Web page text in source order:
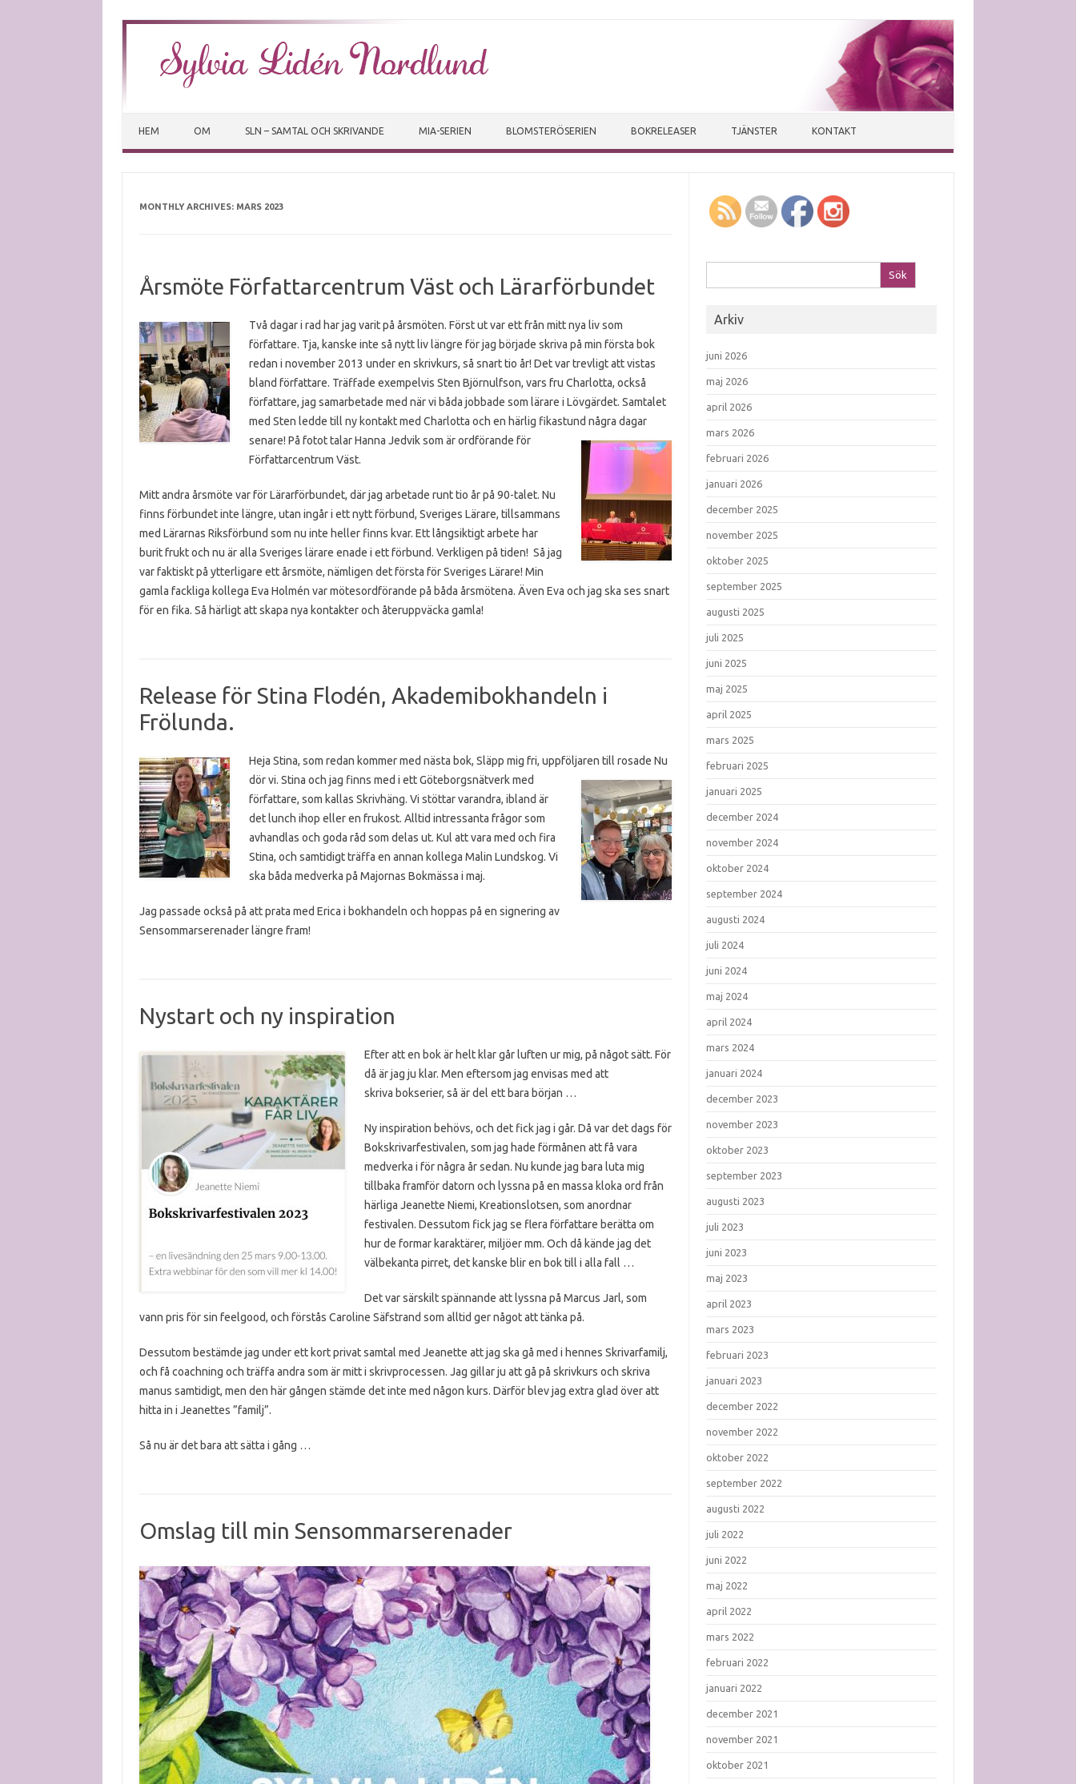
HEM OM SLN – SAMTAL OCH SKRIVANDE MIA-SERIEN BLOMSTERÖSERIEN BOKRELEASER TJÄNSTER KONTAKT
MONTHLY ARCHIVES: MARS 2023
Årsmöte Författarcentrum Väst och Lärarförbundet
Två dagar i rad har jag varit på årsmöten. Först ut var ett från mitt nya liv som
författare. Tja, kanske inte så nytt liv längre för jag började skriva på min första bok
redan i november 2013 under en skrivkurs, så snart tio år! Det var trevligt att vistas
bland författare. Träffade exempelvis Sten Björnulfson, vars fru Charlotta, också
författare, jag samarbetade med när vi båda jobbade som lärare i Lövgärdet. Samtalet
med Sten ledde till ny kontakt med Charlotta och en härlig fikastund några dagar
senare! På fotot talarHanna Jedvik som är ordförande för
Författarcentrum Väst.
Mitt andra årsmöte var för Lärarförbundet, där jag arbetade runt tio år på 90-talet. Nu
finns förbundet inte längre, utan ingår i ett nytt förbund, Sveriges Lärare, tillsammans
med Lärarnas Riksförbund som nu inte heller finns kvar. Ett långsiktigt arbete har
burit frukt och nu är alla Sveriges lärare enade i ett förbund. Verkligen på tiden! Så jag
var faktiskt på ytterligare ett årsmöte, nämligen det första för Sveriges Lärare! Min
gamla fackliga kollega Eva Holmén var mötesordförande på båda årsmötena. Även Eva och jag ska ses snart
för en fika. Så härligt att skapa nya kontakter och återuppväcka gamla!
Release för Stina Flodén, Akademibokhandeln i
Frölunda.
Heja Stina, som redan kommer med nästa bok, Släpp mig fri, uppföljaren till rosade Nu
dör vi. Stina och jag finns med i ett Göteborgsnätverk med
författare, som kallas Skrivhäng. Vi stöttar varandra, ibland är
det lunch ihop eller en frukost. Alltid intressanta frågor som
avhandlas och goda råd som delas ut. Kul att vara med och fira
Stina, och samtidigt träffa en annan kollega Malin Lundskog. Vi
ska båda medverka på Majornas Bokmässa i maj.
Jag passade också på att prata med Erica i bokhandeln och hoppas på en signering av
Sensommarserenader längre fram!
Nystart och ny inspiration
Efter att en bok är helt klar går luften ur mig, på något sätt. För
då är jag ju klar. Men eftersom jag envisas med att
skriva bokserier, så är del ett bara början …
Ny inspiration behövs, och det fick jag i går. Då var det dags för
Bokskrivarfestivalen, som jag hade förmånen att få vara
medverka i för några år sedan. Nu kunde jag bara luta mig
tillbaka framför datorn och lyssna på en massa kloka ord från
härliga Jeanette Niemi, Kreationslotsen, som anordnar
festivalen. Dessutom fick jag se flera författare berätta om
hur de formar karaktärer, miljöer mm. Och då kände jag det
välbekanta pirret, det kanske blir en bok till i alla fall …
Det var särskilt spännande att lyssna på Marcus Jarl, som
vann pris för sin feelgood, och förstås Caroline Säfstrand som alltid ger något att tänka på.
Dessutom bestämde jag under ett kort privat samtal med Jeanette att jag ska gå med i hennes Skrivarfamilj,
och få coachning och träffa andra som är mitt i skrivprocessen. Jag gillar ju att gå på skrivkurs och skriva
manus samtidigt, men den här gången stämde det inte med någon kurs. Därför blev jag extra glad över att
hitta in i Jeanettes ”familj”.
Så nu är det bara att sätta i gång …
Omslag till min Sensommarserenader
Arkiv
juni 2026
maj 2026
april 2026
mars 2026
februari 2026
januari 2026
december 2025
november 2025
oktober 2025
september 2025
augusti 2025
juli 2025
juni 2025
maj 2025
april 2025
mars 2025
februari 2025
januari 2025
december 2024
november 2024
oktober 2024
september 2024
augusti 2024
juli 2024
juni 2024
maj 2024
april 2024
mars 2024
januari 2024
december 2023
november 2023
oktober 2023
september 2023
augusti 2023
juli 2023
juni 2023
maj 2023
april 2023
mars 2023
februari 2023
januari 2023
december 2022
november 2022
oktober 2022
september 2022
augusti 2022
juli 2022
juni 2022
maj 2022
april 2022
mars 2022
februari 2022
januari 2022
december 2021
november 2021
oktober 2021